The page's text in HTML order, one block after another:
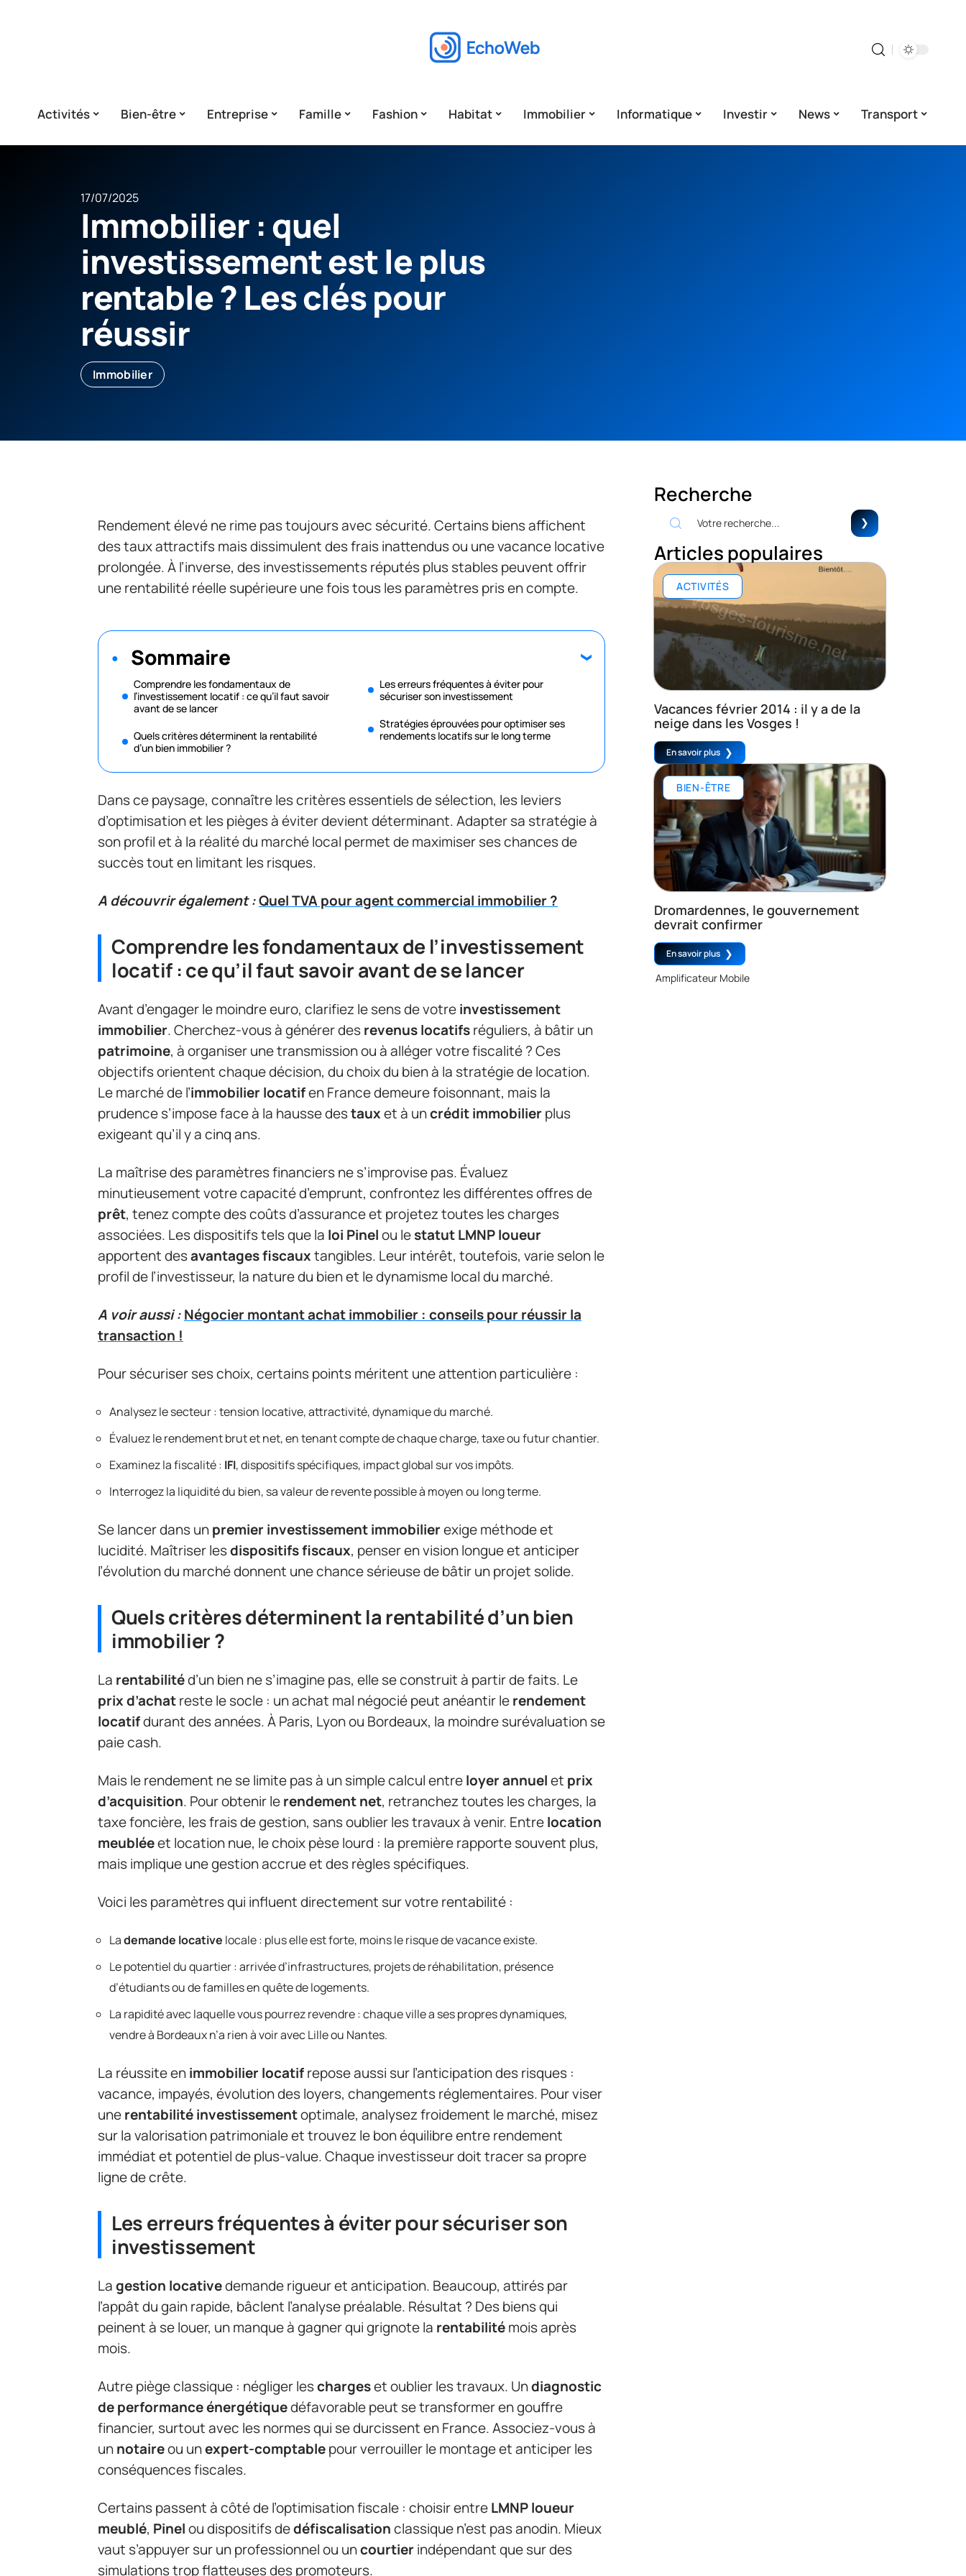
Activités Bien-être Entreprise Famille Fashion Habitat Immobilier Informatique Investir News Transport
17/07/2025
Immobilier : quel
investissement est le plus
rentable ? Les clés pour
réussir
Immobilier
Rendement élevé ne rime pas toujours avec sécurité. Certains biens affichent
des taux attractifs mais dissimulent des frais inattendus ou une vacance locative
prolongée. À l’inverse, des investissements réputés plus stables peuvent offrir
une rentabilité réelle supérieure une fois tous les paramètres pris en compte.
Sommaire
Comprendre les fondamentaux de
l’investissement locatif : ce qu’il faut savoir
avant de se lancer
Quels critères déterminent la rentabilité
d’un bien immobilier ?
Les erreurs fréquentes à éviter pour
sécuriser son investissement
Stratégies éprouvées pour optimiser ses
rendements locatifs sur le long terme
Dans ce paysage, connaître les critères essentiels de sélection, les leviers
d’optimisation et les pièges à éviter devient déterminant. Adapter sa stratégie à
son profil et à la réalité du marché local permet de maximiser ses chances de
succès tout en limitant les risques.
A découvrir également :Quel TVA pour agent commercial immobilier ?
Comprendre les fondamentaux de l’investissement
locatif : ce qu’il faut savoir avant de se lancer
Avant d’engager le moindre euro, clarifiez le sens de votreinvestissement
immobilier. Cherchez-vous à générer desrevenus locatifsréguliers, à bâtir un
patrimoine, à organiser une transmission ou à alléger votre fiscalité ? Ces
objectifs orientent chaque décision, du choix du bien à la stratégie de location.
Le marché de l’immobilier locatifen France demeure foisonnant, mais la
prudence s’impose face à la hausse destauxet à uncrédit immobilierplus
exigeant qu’il y a cinq ans.
La maîtrise des paramètres financiers ne s’improvise pas. Évaluez
minutieusement votre capacité d’emprunt, confrontez les différentes offres de
prêt, tenez compte des coûts d’assurance et projetez toutes les charges
associées. Les dispositifs tels que la loi Pinelou lestatut LMNP loueur
apportent desavantages fiscauxtangibles. Leur intérêt, toutefois, varie selon le
profil de l’investisseur, la nature du bien et le dynamisme local du marché.
A voir aussi :Négocier montant achat immobilier : conseils pour réussir la
transaction !
Pour sécuriser ses choix, certains points méritent une attention particulière :
Analysez le secteur : tension locative, attractivité, dynamique du marché.
Évaluez le rendement brut et net, en tenant compte de chaque charge, taxe ou futur chantier.
Examinez la fiscalité : IFI, dispositifs spécifiques, impact global sur vos impôts.
Interrogez la liquidité du bien, sa valeur de revente possible à moyen ou long terme.
Se lancer dans unpremier investissement immobilierexige méthode et
lucidité. Maîtriser lesdispositifs fiscaux, penser en vision longue et anticiper
l’évolution du marché donnent une chance sérieuse de bâtir un projet solide.
Quels critères déterminent la rentabilité d’un bien
immobilier ?
La rentabilitéd’un bien ne s’imagine pas, elle se construit à partir de faits. Le
prix d’achatreste le socle : un achat mal négocié peut anéantir lerendement
locatifdurant des années. À Paris, Lyon ou Bordeaux, la moindre surévaluation se
paie cash.
Mais le rendement ne se limite pas à un simple calcul entreloyer annuelet prix
d’acquisition. Pour obtenir lerendement net, retranchez toutes les charges, la
taxe foncière, les frais de gestion, sans oublier les travaux à venir. Entrelocation
meubléeet location nue, le choix pèse lourd : la première rapporte souvent plus,
mais implique une gestion accrue et des règles spécifiques.
Voici les paramètres qui influent directement sur votre rentabilité :
Lademande locative locale : plus elle est forte, moins le risque de vacance existe.
Le potentiel du quartier : arrivée d’infrastructures, projets de réhabilitation, présence
d’étudiants ou de familles en quête de logements.
La rapidité avec laquelle vous pourrez revendre : chaque ville a ses propres dynamiques,
vendre à Bordeaux n’a rien à voir avec Lille ou Nantes.
La réussite enimmobilier locatifrepose aussi sur l’anticipation des risques :
vacance, impayés, évolution des loyers, changements réglementaires. Pour viser
unerentabilité investissementoptimale, analysez froidement le marché, misez
sur la valorisation patrimoniale et trouvez le bon équilibre entre rendement
immédiat et potentiel de plus-value. Chaque investisseur doit tracer sa propre
ligne de crête.
Les erreurs fréquentes à éviter pour sécuriser son
investissement
Lagestion locativedemande rigueur et anticipation. Beaucoup, attirés par
l’appât du gain rapide, bâclent l’analyse préalable. Résultat ? Des biens qui
peinent à se louer, un manque à gagner qui grignote la rentabilitémois après
mois.
Autre piège classique : négliger leschargeset oublier les travaux. Undiagnostic
de performance énergétiquedéfavorable peut se transformer en gouffre
financier, surtout avec les normes qui se durcissent en France. Associez-vous à
unnotaireou unexpert-comptablepour verrouiller le montage et anticiper les
conséquences fiscales.
Certains passent à côté de l’optimisation fiscale : choisir entreLMNP loueur
meublé, Pinelou dispositifs dedéfiscalisationclassique n’est pas anodin. Mieux
vaut s’appuyer sur un professionnel ou uncourtierindépendant que sur des
simulations trop flatteuses des promoteurs.
Recherche
Articles populaires
ACTIVITÉS
Vacances février 2014 : il y a de la
neige dans les Vosges !
En savoir plus
BIEN-ÊTRE
Dromardennes, le gouvernement
devrait confirmer
En savoir plus
Amplificateur Mobile